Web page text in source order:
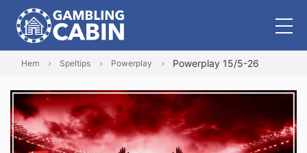
Hem Speltips Powerplay Powerplay 15/5-26